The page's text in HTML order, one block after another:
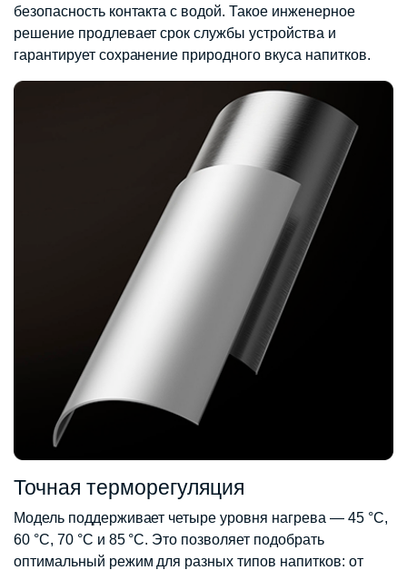
безопасность контакта с водой. Такое инженерное
решение продлевает срок службы устройства и
гарантирует сохранение природного вкуса напитков.
Точная терморегуляция
Модель поддерживает четыре уровня нагрева — 45 °C,
60 °C, 70 °C и 85 °C. Это позволяет подобрать
оптимальный режим для разных типов напитков: от